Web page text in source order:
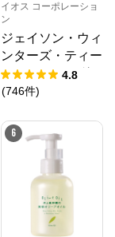
イオス コーポレーショ
ン
ジェイソン・ウィ
ンターズ・ティー
(JWティー) １箱
1.2g×30袋入り
4.8
(746件)
6